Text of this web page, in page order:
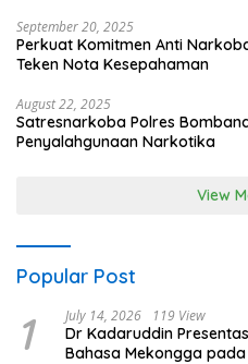
September 20, 2025
Perkuat Komitmen Anti
Teken Nota Kesepahaman
August 22, 2025
Satresnarkoba Polres
Penyalahgunaan Narkotika
View
Popular Post
1 July 14, 2026 119 View
Dr Kadaruddin
Bahasa Mekongga